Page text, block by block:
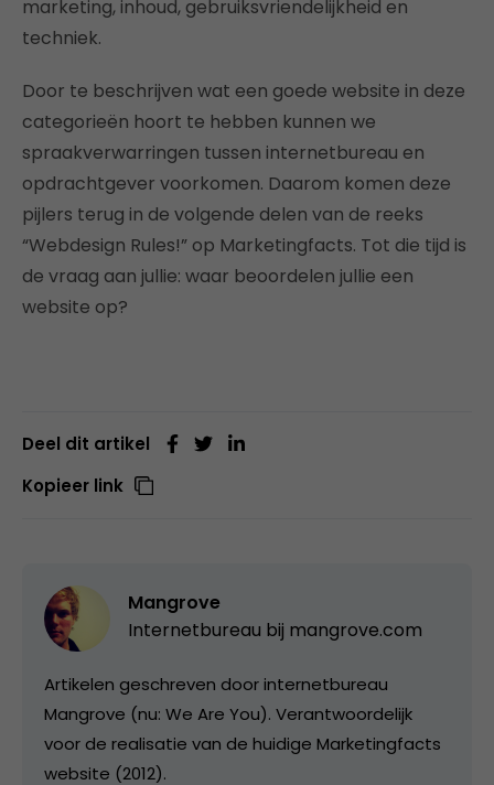
marketing, inhoud, gebruiksvriendelijkheid en
techniek.
Door te beschrijven wat een goede website in deze
categorieën hoort te hebben kunnen we
spraakverwarringen tussen internetbureau en
opdrachtgever voorkomen. Daarom komen deze
pijlers terug in de volgende delen van de reeks
“Webdesign Rules!” op Marketingfacts. Tot die tijd is
de vraag aan jullie: waar beoordelen jullie een
website op?
Deel dit artikel
Kopieer link
Mangrove
Internetbureau bij mangrove.com
Artikelen geschreven door internetbureau
Mangrove (nu: We Are You). Verantwoordelijk
voor de realisatie van de huidige Marketingfacts
website (2012).